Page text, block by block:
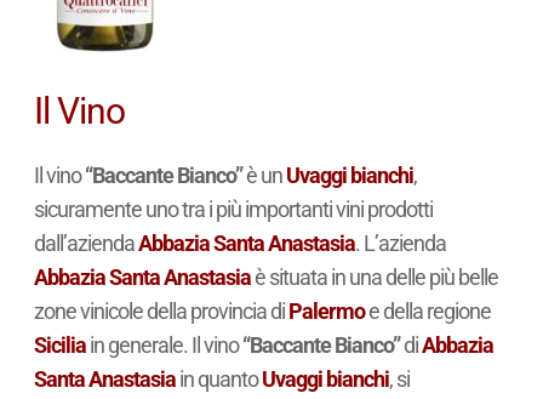
Il Vino
Il vino“Baccante Bianco”è unUvaggi bianchi,
sicuramente uno tra i più importanti vini prodotti
dall’aziendaAbbazia Santa Anastasia. L’azienda
Abbazia Santa Anastasiaè situata in una delle più belle
zone vinicole della provincia diPalermoe della regione
Siciliain generale. Il vino“Baccante Bianco”diAbbazia
Santa Anastasiain quantoUvaggi bianchi, si